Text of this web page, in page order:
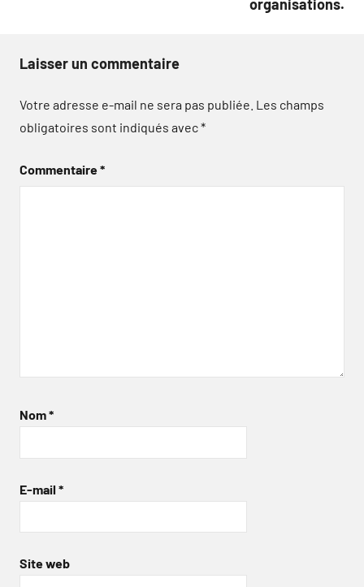
organisations.
Laisser un commentaire
Votre adresse e-mail ne sera pas publiée. Les champs
obligatoires sont indiqués avec*
Commentaire*
Nom*
E-mail *
Site web